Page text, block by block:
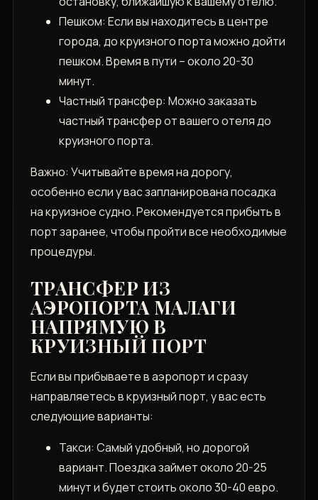
Пешком: Если вы находитесь в центре
города, до круизного порта можно дойти
пешком. Время в пути – около 20-30
минут.
Частный трансфер: Можно заказать
частный трансфер от вашего отеля до
круизного порта.
Важно: Учитывайте время на дорогу,
особенно если у вас запланирована посадка
на круизное судно. Рекомендуется прибыть в
порт заранее, чтобы пройти все необходимые
процедуры.
ТРАНСФЕР ИЗ
АЭРОПОРТА МАЛАГИ
НАПРЯМУЮ В
КРУИЗНЫЙ ПОРТ
Если вы прибываете в аэропорт и сразу
направляетесь в круизный порт, у вас есть
следующие варианты:
Такси: Самый удобный, но дорогой
вариант. Поездка займет около 20-25
минут и будет стоить около 30-40 евро.